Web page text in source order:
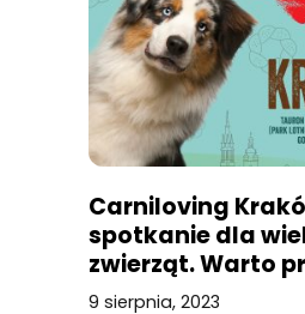
Carniloving
spotkanie dla
zwierząt. Warto
9 sierpnia, 2023